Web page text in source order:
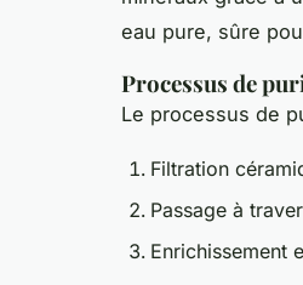
eau pure, sûre
Processus de
Le processus de
Filtration
Passage à
Enrichissement